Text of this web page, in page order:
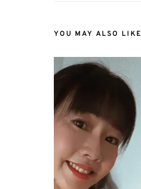
YOU MAY ALSO LIKE